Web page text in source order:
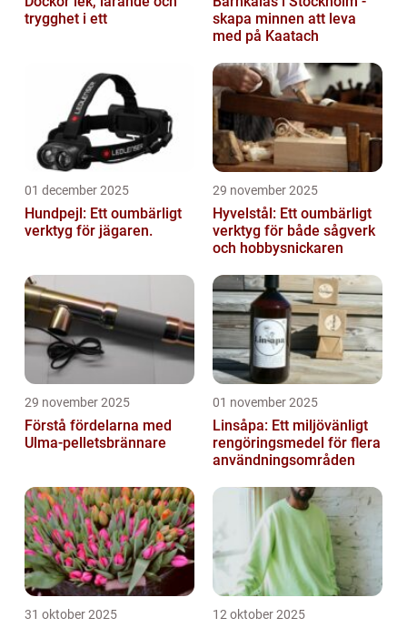
trygghet i ett
skapa minnen att leva
med på Kaatach
01 december 2025
Hundpejl: Ett oumbärligt
verktyg för jägaren.
29 november 2025
Hyvelstål: Ett oumbärligt
verktyg för både sågverk
och hobbysnickaren
29 november 2025
Förstå fördelarna med
Ulma-pelletsbrännare
01 november 2025
Linsåpa: Ett miljövänligt
rengöringsmedel för flera
användningsområden
31 oktober 2025 12 oktober 2025